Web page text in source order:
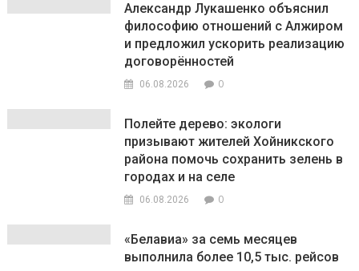
Александр Лукашенко объяснил
философию отношений с Алжиром
и предложил ускорить реализацию
договорённостей
06.08.2026 0
Полейте дерево: экологи
призывают жителей Хойникского
района помочь сохранить зелень в
городах и на селе
06.08.2026 0
«Белавиа» за семь месяцев
выполнила более 10,5 тыс. рейсов